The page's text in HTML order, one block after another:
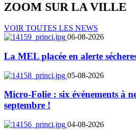
ZOOM SUR LAVILLE
VOIR TOUTES LES NEWS
06-08-2026
La MEL placée en alerte
05-08-2026
Micro-Folie : six événements à
septembre !
04-08-2026